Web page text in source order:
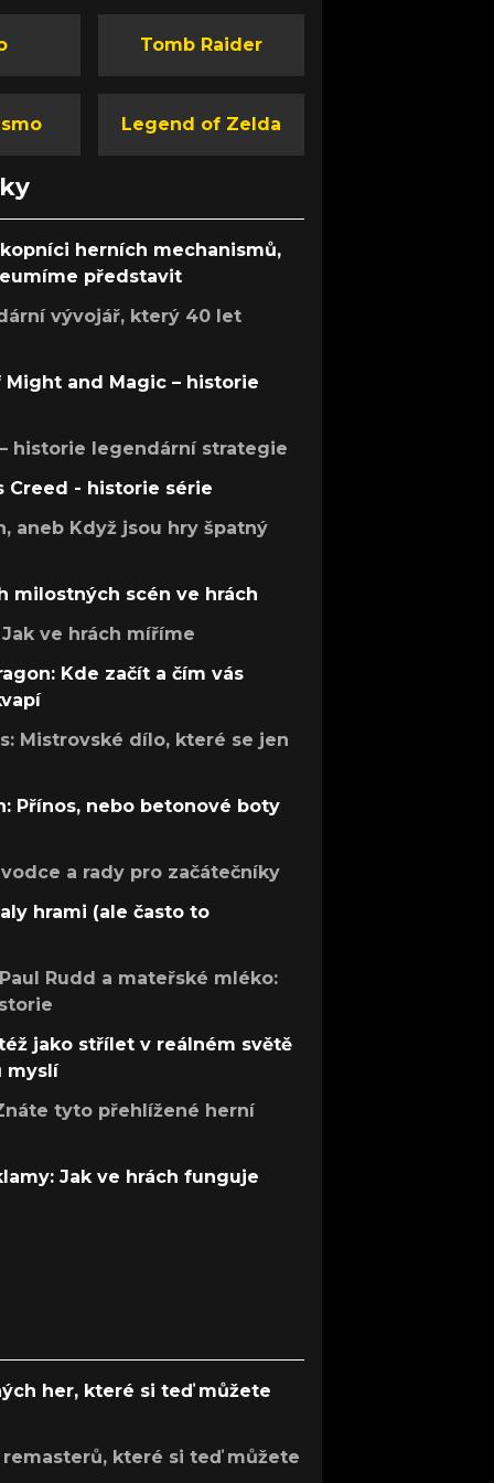
Tomb Raider
Legend of Zelda
herních mechanismů,
představit
vývojář, který 40 let
Might and Magic – historie
historie legendární strategie
Creed - historie série
aneb Když jsou hry špatný
milostných scén ve hrách
ve hrách míříme
Kde začít a čím vás
Mistrovské dílo, které se jen
Přínos, nebo betonové boty
a rady pro začátečníky
hrami (ale často to
Rudd a mateřské mléko:
jako střílet v reálném světě
myslí
tyto přehlížené herní
Jak ve hrách funguje
her, které si teď můžete
které si teď můžete